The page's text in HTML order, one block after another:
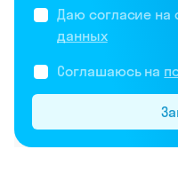
Даю согласие на
данных
Соглашаюсь на